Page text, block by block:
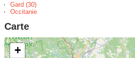
Gard (30)
Occitanie
Carte
+